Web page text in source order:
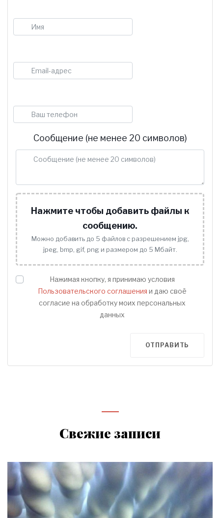
Нажмите чтобы добавить файлы к
сообщению.
Можно добавить до 5 файлов с разрешением jpg,
Пользовательского соглашения
Свежие записи